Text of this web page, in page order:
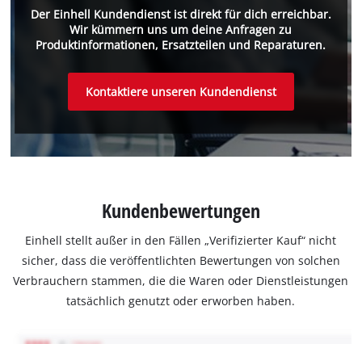
Der Einhell Kundendienst ist direkt für dich erreichbar.
Wir kümmern uns um deine Anfragen zu
Produktinformationen, Ersatzteilen und Reparaturen.
Kontaktiere unseren Kundendienst
Kundenbewertungen
Einhell stellt außer in den Fällen „Verifizierter Kauf“ nicht
sicher, dass die veröffentlichten Bewertungen von solchen
Verbrauchern stammen, die die Waren oder Dienstleistungen
tatsächlich genutzt oder erworben haben.